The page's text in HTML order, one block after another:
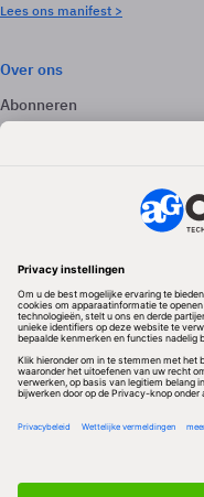
Lees ons manifest >
Over ons
Abonneren
Adverteren
Volg ons
Redactionele partner
Algemene Voorwaarden &